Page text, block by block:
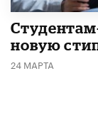
новую
24 МАРТА